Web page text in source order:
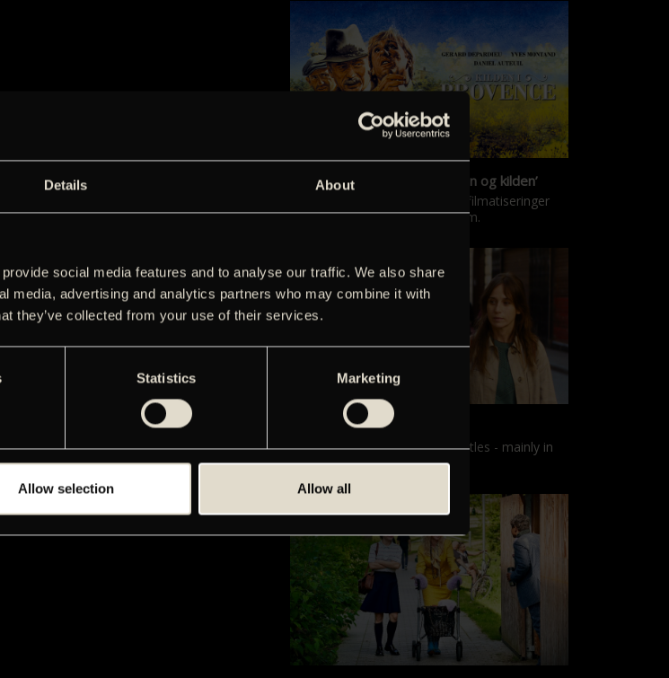
Details About
social media features and to analyse our traffic. We also share
media, advertising and analytics partners who may combine it with
they’ve collected from your use of their services.
Statistics Marketing
Allow selection Allow all
‘Kilden i Provence’ & ‘Manon og kilden’
De klassiske Marcel Pagnol-filmatiseringer
er tilbage i nyrestaureret form.
Films with English subtitles
Screenings with English subtitles - mainly in
our sister cinema, Gloria.